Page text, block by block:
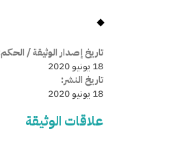
تاريخ إصدار الوثيقة /
18 يونيو 2020
تاريخ النشر:
18 يونيو 2020
علاقات الوثيقة